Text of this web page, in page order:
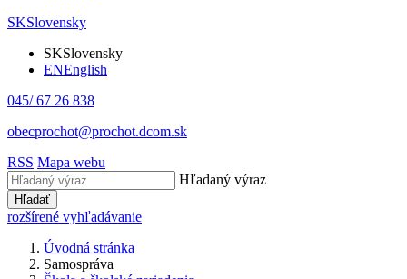
SKSlovensky
SKSlovensky
ENEnglish
045/ 67 26 838
obecprochot@prochot.dcom.sk
RSS Mapa webu
Hľadaný výraz
Hľadať
rozšírené vyhľadávanie
Úvodná stránka
Samospráva